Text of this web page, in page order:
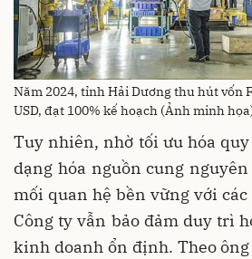
Năm 2024, tỉnh Hải Dương thu hút vốn
USD, đạt 100% kế hoạch (Ảnh minh
Tuy nhiên, nhờ tối ưu hóa
dạng hóa nguồn cung
mối quan hệ bền vững với
Công ty vẫn bảo đảm duy trì
kinh doanh ổn định. Theo